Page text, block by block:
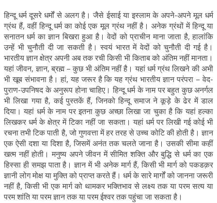
हिन्दू धर्म दूसरे धर्मों से अलग है। जैसे ईसाई या इस्लाम के अपने-अपने मूल धर्म
ग्रंथ हैं, वहीं हिन्दू धर्म का कोई एक मूल ग्रंथ नहीं है। अनेक ग्रंथों में हिन्दू या
सनातन धर्म का ज्ञान बिखरा हुआ है। वेदों को प्राचीन माना जाता है, हालांकि
उन्हें भी चुनौती दी जा सकती है। स्वयं भारत में वेदों को चुनौती दी गई है।
भारतीय ज्ञान क्षेत्र अपनी अब तक रची किसी भी किताब को अंतिम नहीं मानता।
यहां जीवन, ज्ञान, ब्रह्म – कुछ भी अंतिम नहीं है। यहां धर्म ग्रंथ लिखने की अभी
भी खूब संभावना है। हां, यह जरूर है कि यह ग्रंथ भारतीय ज्ञान परंपरा – वेद-
पुराण-उपनिषद के अनुरूप होना चाहिए। हिन्दू धर्म के नाम पर बहुत कुछ अनर्गल
भी लिखा गया है, कई पुस्तकें हैं, जिनको हिन्दू समाज ने कूड़े के ढेर में डाल
दिया। यहां धर्म के नाम पर इतना कुछ अच्छा लिखा जा चुका है कि यहां हल्का
लिखकर धर्म के क्षेत्र में टिका नहीं जा सकता। यहां धर्म पर लिखी गई कोई भी
रचना तभी टिक पाती है, जो गुणवत्ता में हर तरह से उच्च कोटि की होती है। ज्ञान
एक ऐसी दशा या दिशा है, जिसमें अनंत तक चलते जाना है। उसकी सीमा कहीं
खत्म नहीं होती। मनुष्य अपने जीवन में सीमित शक्ति और बुद्धि से धर्म का एक
हिस्सा ही समझ पाता है। ज्ञान में भी अनेक मार्ग हैं, किसी भी मार्ग को पकडक़र
ज्ञानी लोग मोक्ष या मुक्ति को प्राप्त करते हैं। धर्म के सारे मार्गों को जानना जरूरी
नहीं है, किसी भी एक मार्ग को थामकर भक्तिभाव से लक्ष्य तक या परम सत्य या
परम शांति या परम ज्ञान तक या परम ईश्वर तक पहुंचा जा सकता है।